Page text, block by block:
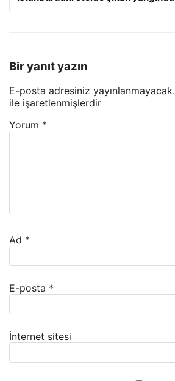
Bir yanıt yazın
E-posta adresiniz yayınlanmayacak.
ile işaretlenmişlerdir
Yorum *
Ad *
E-posta *
İnternet sitesi